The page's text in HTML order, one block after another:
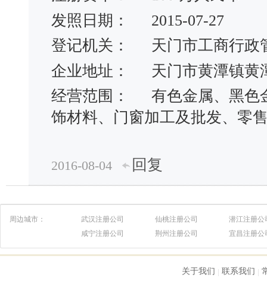
发照日期：
2015-07-27
登记机关：
天门市工商行政
企业地址：
天门市黄潭镇黄
经营范围：
有色金属、黑色
饰材料、门窗加工及批发、零
2016-08-04 回复
周边城市： 武汉注册公司 仙桃注册公司
潜江注册公
咸宁注册公司
荆州注册公司 宜昌注册公
关于我们 联系我们